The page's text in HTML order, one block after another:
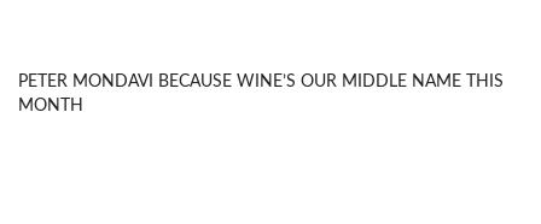
PETER MONDAVI BECAUSE WINE’S OUR MIDDLE NAME THIS
MONTH